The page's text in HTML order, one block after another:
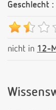
Geschlecht :
nicht in 12-